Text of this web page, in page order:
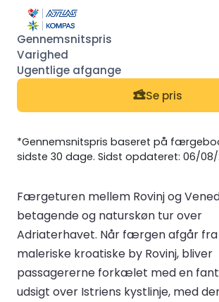
Se pris
*Gennemsnitspris baseret på
sidste 30 dage. Sidst opdateret: 06/08/
Færgeturen mellem Rovinj og
betagende og naturskøn tur over
Adriaterhavet. Når færgen afgår
maleriske kroatiske by Rovinj, bliver
passagererne forkælet med en
udsigt over Istriens kystlinje, med